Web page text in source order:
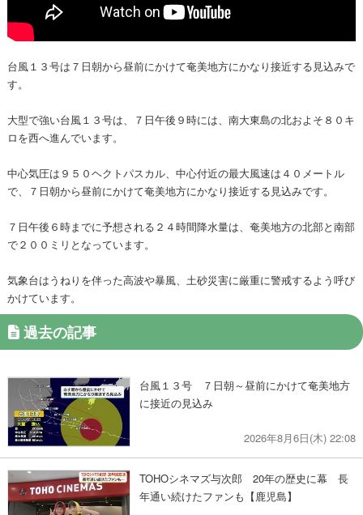
台風１３号は７日朝から昼前にかけて奄美地方にかなり接近する見込みで
す。
大型で強い台風１３号は、７日午後９時には、南大東島の北およそ８０キ
ロを西へ進んでいます。
中心気圧は９５０ヘクトパスカル、中心付近の最大風速は４０メートル
で、７日朝から昼前にかけて奄美地方にかなり接近する見込みです。
７日午後６時までに予想される２４時間降水量は、奄美地方の北部と南部
で２００ミリとなっています。
気象台はうねりを伴った高波や暴風、土砂災害に厳重に警戒するよう呼び
かけています。
過去の記事
台風１３号 ７日朝～昼前にかけて奄美地方
に接近の見込み
2026年8月6日(木) 22:08
TOHOシネマズ与次郎 20年の歴史に幕 長
年通い続けたファンも【鹿児島】